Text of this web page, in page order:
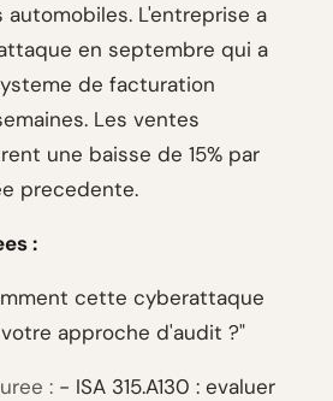
L'entreprise a
en septembre qui a
de facturation
Les ventes
une baisse de 15% par
precedente.
:
cette cyberattaque
approche d'audit ?"
: - ISA 315.A130 : evaluer